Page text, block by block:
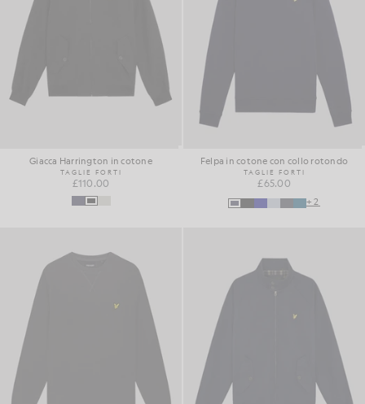
Giacca Harrington in cotone
TAGLIE FORTI
£110.00
Felpa in cotone con collo rotondo
TAGLIE FORTI
£65.00
+2